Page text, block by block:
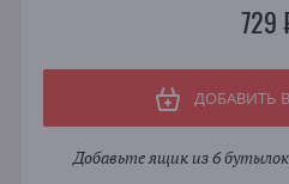
729
ДОБАВИТЬ
Добавьте ящик из 6